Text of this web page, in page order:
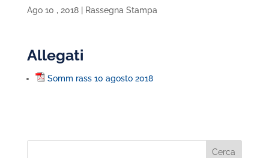
Ago 10 , 2018| Rassegna Stampa
Allegati
Somm rass 10 agosto 2018